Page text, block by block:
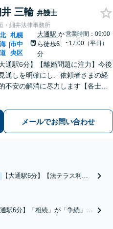
三輪 弁護士
・細井法律事務所
北
海
道
|
札幌
市中
央区
大通駅 か
ら徒歩6
分
営業時間：09:00
~17:00（平日）
大通駅6分】【離婚問題に注力】今後
通しを明確にし、依頼者さまの経
不安の解消に尽力します【各士業
メールでお問い合わせ
【大通駅6分】【法テラス利用
養育費などを有利な解決へ導き
ます。明確に今後の見通しが立
通駅6分】「相続」が「争続」に